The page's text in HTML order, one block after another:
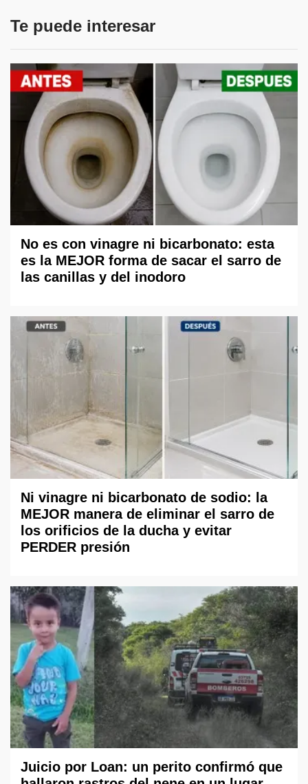
Te puede interesar
No es con vinagre ni bicarbonato: esta
es la MEJOR forma de sacar el sarro de
las canillas y del inodoro
Ni vinagre ni bicarbonato de sodio: la
MEJOR manera de eliminar el sarro de
los orificios de la ducha y evitar
PERDER presión
Juicio por Loan: un perito confirmó que